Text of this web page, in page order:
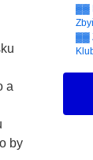
a
by
▓▓
▓▓